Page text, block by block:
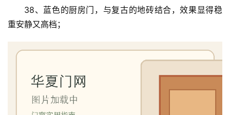
38、蓝色的厨房门，与复古的地砖结合，效果显得稳
重安静又高档；